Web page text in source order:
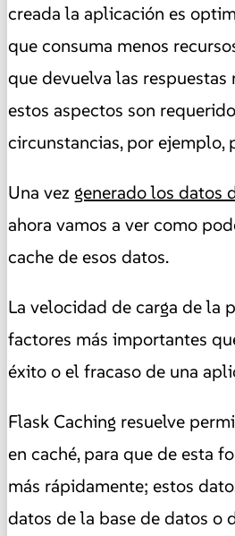
creada la aplicación es
que consuma menos
que devuelva las respuestas
estos aspectos son
circunstancias, por ejemplo,
Una vez generado los datos
ahora vamos a ver como
cache de esos datos.
La velocidad de carga de la
factores más importantes
éxito o el fracaso de una
Flask Caching resuelve
en caché, para que de esta
más rápidamente; estos
datos de la base de datos o